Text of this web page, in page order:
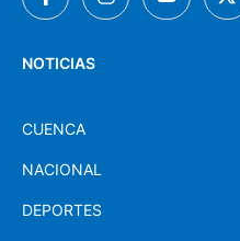
NACIONAL
DEPORTES
MUNDO